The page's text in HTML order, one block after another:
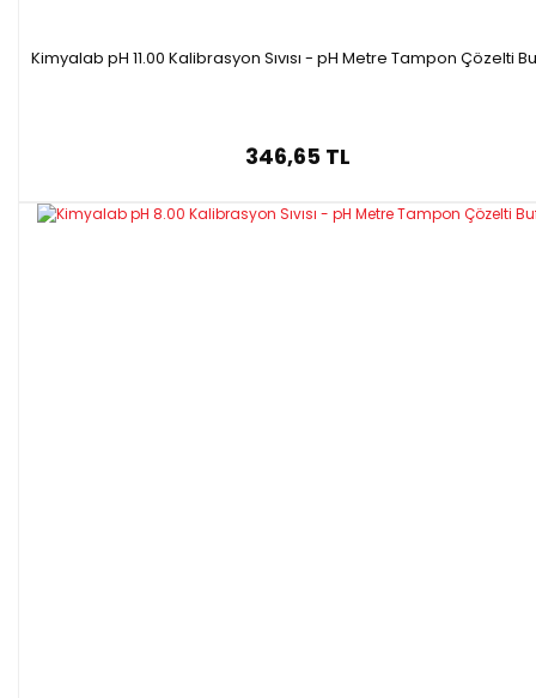
Kimyalab pH 11.00 Kalibrasyon Sıvısı - pH Metre Tampon Çözelti
346,65 TL